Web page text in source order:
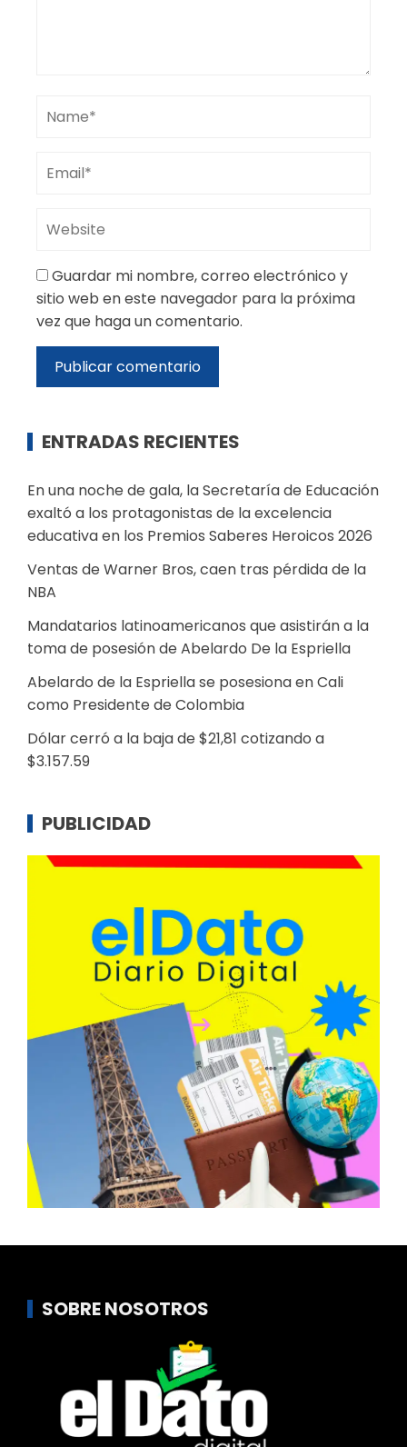
Guardar mi nombre, correo electrónico y
sitio web en este navegador para la próxima
vez que haga un comentario.
ENTRADAS RECIENTES
En una noche de gala, la Secretaría de Educación
exaltó a los protagonistas de la excelencia
educativa en los Premios Saberes Heroicos 2026
Ventas de Warner Bros, caen tras pérdida de la
NBA
Mandatarios latinoamericanos que asistirán a la
toma de posesión de Abelardo De la Espriella
Abelardo de la Espriella se posesiona en Cali
como Presidente de Colombia
Dólar cerró a la baja de $21,81 cotizando a
$3.157.59
PUBLICIDAD
SOBRE NOSOTROS